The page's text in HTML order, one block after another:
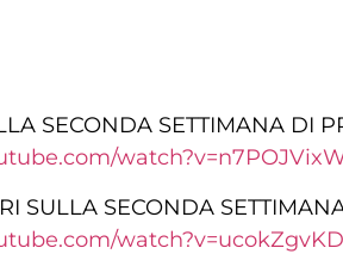
SECONDA SETTIMANA DI
SULLA SECONDA